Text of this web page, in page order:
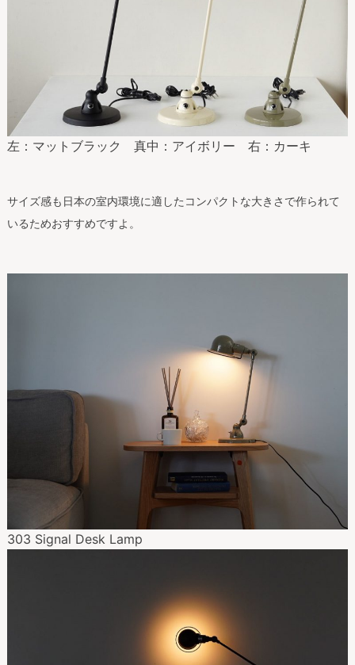
左：マットブラック 真中：アイボリー 右：カーキ
サイズ感も日本の室内環境に適したコンパクトな大きさで作られて
いるためおすすめですよ。
303 Signal Desk Lamp